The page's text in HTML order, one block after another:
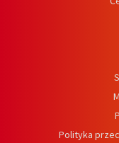
Polityka